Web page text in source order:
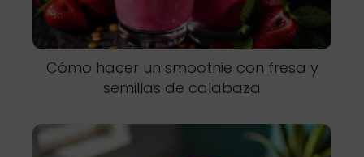
Cómo hacer un smoothie con fresa y
semillas de calabaza